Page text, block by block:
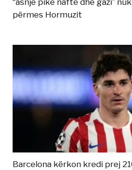
“asnjë pikë nafte dhe gazi”
përmes Hormuzit
Barcelona kërkon kredi prej